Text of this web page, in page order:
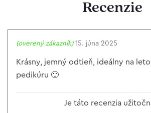
Recenzie
(overený zákazník) 15. júna 2025
Krásny, jemný odtieň, ideálny na
pedikúru 🙂
Je táto recenzia